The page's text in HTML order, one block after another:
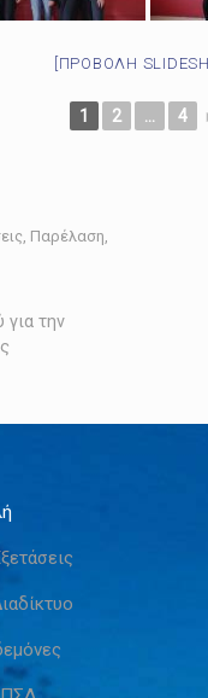
[ΠΡΟΒΟΛΉ
1 2 ... 4
Παρέλαση
την